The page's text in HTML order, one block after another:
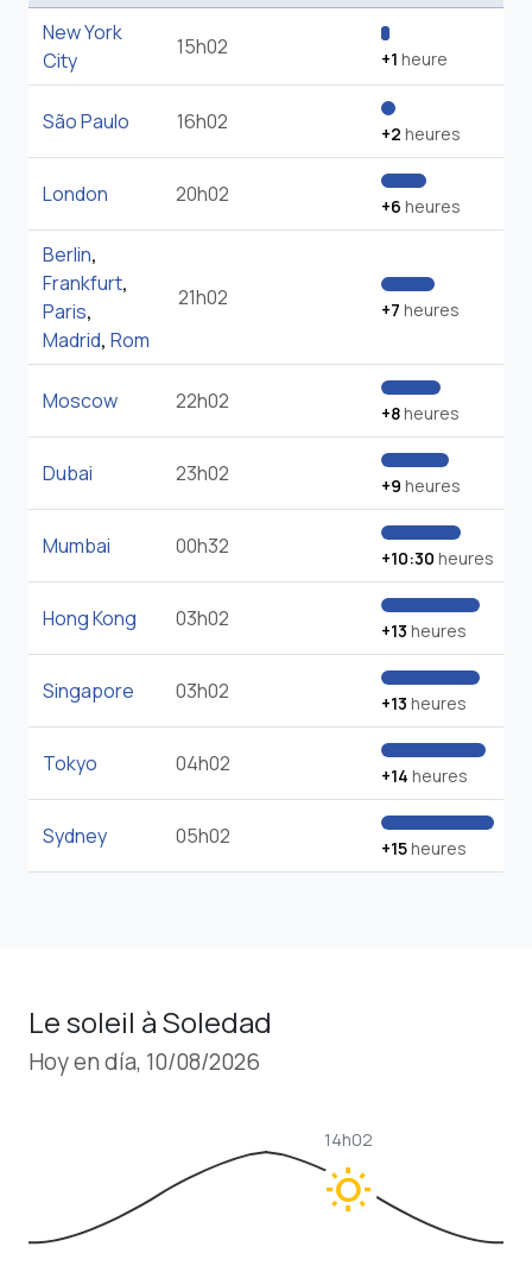
New York
City
15h02 +1 heure
São Paulo 16h02 +2 heures
London 20h02 +6 heures
Berlin,
Frankfurt,
Paris,
Madrid, Rom
21h02 +7 heures
Moscow 22h02 +8heures
Dubai 23h02 +9 heures
Mumbai 00h32 +10:30 heures
Hong Kong 03h02 +13 heures
Singapore 03h02 +13 heures
Tokyo 04h02 +14 heures
Sydney 05h02 +15heures
Le soleil à Soledad
Hoy en día, 10/08/2026
wb_sunny
14h02